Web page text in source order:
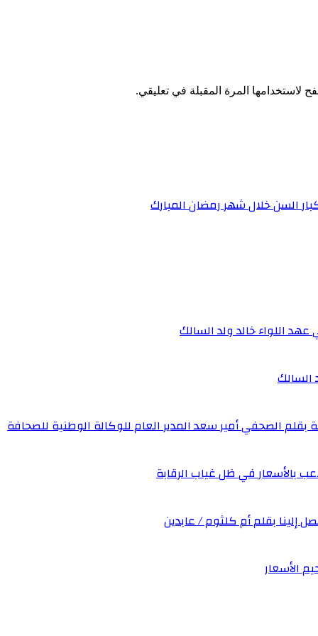
لاستخدامها المرة المقبلة في تعليقي.
السن خلال شهر رمضان المبارك
اللواء خالد ولد السالك
السالك
بقلم الصحفي أمير سعد المدير العام للوكالة الوطنية للصحافة
بالأسعار في ظل غياب الرقابة
إلينا بقلم أم كلثوم / عابدين
الأسعار